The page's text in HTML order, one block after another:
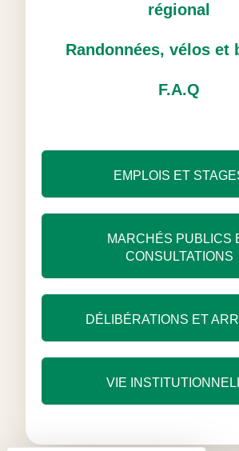
régional
Randonnées, vélos et
F.A.Q
EMPLOIS ET
MARCHÉS PUBLICS
CONSULTATIONS
DÉLIBÉRATIONS ET
VIE